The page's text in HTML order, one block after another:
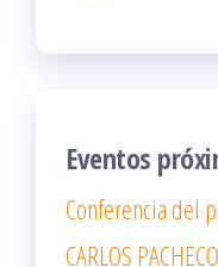
Eventos
Conferencia del
CARLOS